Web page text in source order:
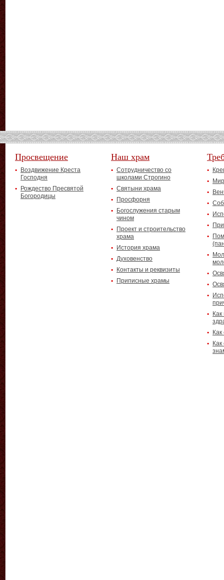
Просвещение
Воздвижение Креста
Господня
Рождество Пресвятой
Богородицы
Наш храм
Сотрудничество со
школами Строгино
Святыни храма
Просфорня
Богослужения старым
чином
Проект и строительство
храма
История храма
Духовенство
Контакты и реквизиты
Приписные храмы
Как